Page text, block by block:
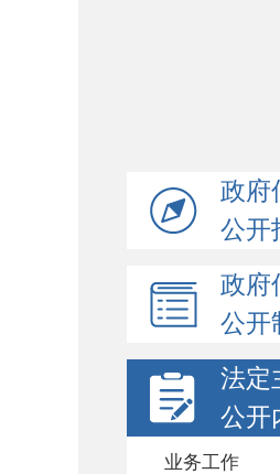
政府
公开
政府
公开
法定
公开
业务工作